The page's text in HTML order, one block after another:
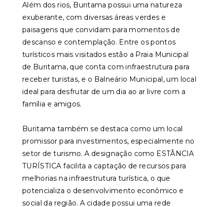
Além dos rios, Buritama possui uma natureza
exuberante, com diversas áreas verdes e
paisagens que convidam para momentos de
descanso e contemplação. Entre os pontos
turísticos mais visitados estão a Praia Municipal
de Buritama, que conta com infraestrutura para
receber turistas, e o Balneário Municipal, um local
ideal para desfrutar de um dia ao ar livre com a
família e amigos.
Buritama também se destaca como um local
promissor para investimentos, especialmente no
setor de turismo. A designação como ESTÂNCIA
TURÍSTICA facilita a captação de recursos para
melhorias na infraestrutura turística, o que
potencializa o desenvolvimento econômico e
social da região. A cidade possui uma rede